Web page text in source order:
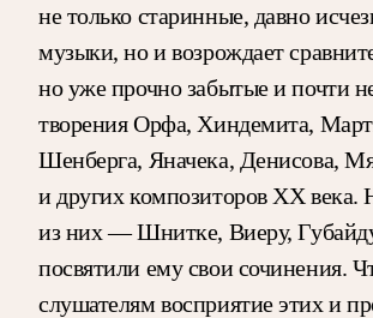
не только старинные, давно
музыки, но и возрождает
но уже прочно забытые и почти
творения Орфа, Хиндемита,
Шенберга, Яначека, Денисова,
и других композиторов ХХ века.
из них — Шнитке, Виеру,
посвятили ему свои сочинения.
слушателям восприятие этих и